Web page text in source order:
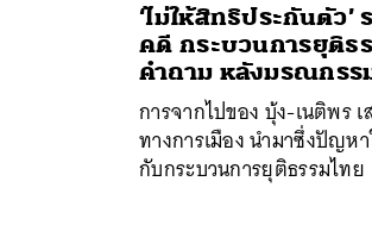
‘ไม่ให้สิทธิประกันตัว
คดี กระบวนการยุติธ
คำถาม หลังมรณกรร
การจากไปของ บุ้ง-เนติพร
ทางการเมือง นำมาซึ่งปัญ
กับกระบวนการยุติธรรมไทย